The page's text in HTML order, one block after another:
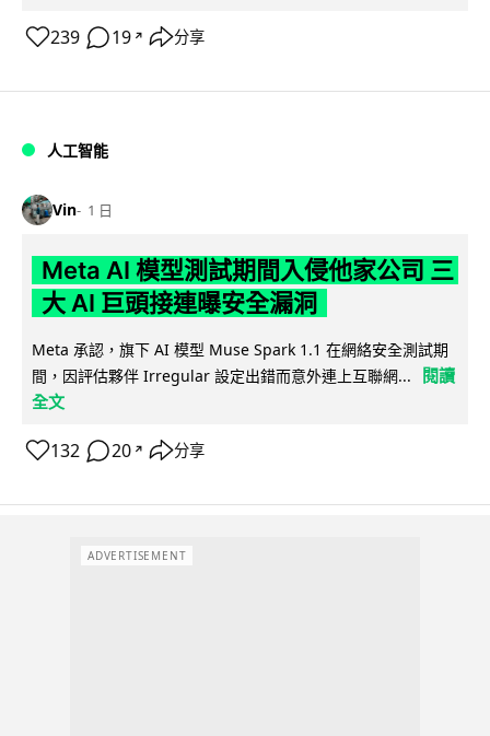
239 19 ↗ 分享
人工智能
Vin 1 日
Meta AI 模型測試期間入侵他家公司 三
大 AI 巨頭接連曝安全漏洞
Meta 承認，旗下 AI 模型 Muse Spark 1.1 在網絡安全測試期
間，因評估夥伴 Irregular 設定出錯而意外連上互聯網...
閱讀
全文
132 20 ↗ 分享
ADVERTISEMENT